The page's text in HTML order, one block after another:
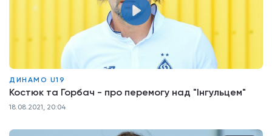
ДИНАМО U19
Костюк та Горбач - про перемогу над "Інгульцем"
18.08.2021, 20:04